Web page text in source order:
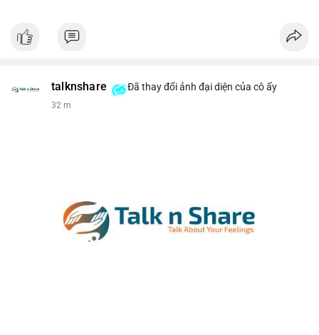
talknshare Đã thay đổi ảnh đại diện của cô ấy
32 m